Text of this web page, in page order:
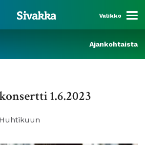
Valikko
Ajankohtaista
1.6.2023